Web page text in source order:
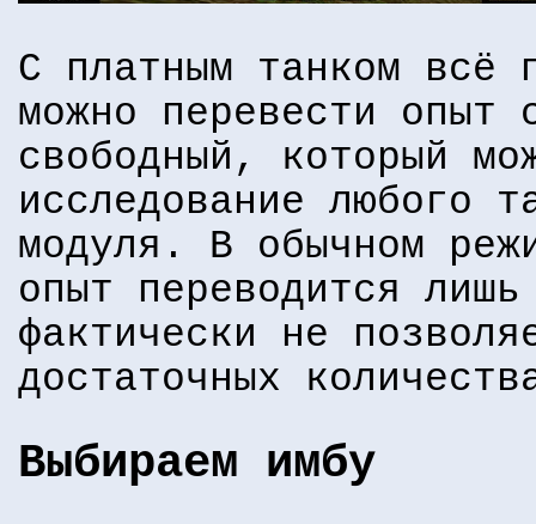
С платным танком
можно перевести опыт
свободный, который
исследование любого
модуля. В обычном
опыт переводится
фактически не
достаточных
Выбираем имбу